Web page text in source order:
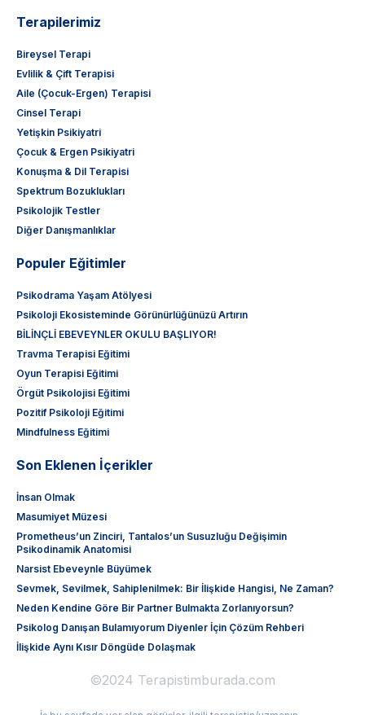
Terapilerimiz
Bireysel Terapi
Evlilik & Çift Terapisi
Aile (Çocuk-Ergen) Terapisi
Cinsel Terapi
Yetişkin Psikiyatri
Çocuk & Ergen Psikiyatri
Konuşma & Dil Terapisi
Spektrum Bozuklukları
Psikolojik Testler
Diğer Danışmanlıklar
Populer Eğitimler
Psikodrama Yaşam Atölyesi
Psikoloji Ekosisteminde Görünürlüğünüzü Artırın
BİLİNÇLİ EBEVEYNLER OKULU BAŞLIYOR!
Travma Terapisi Eğitimi
Oyun Terapisi Eğitimi
Örgüt Psikolojisi Eğitimi
Pozitif Psikoloji Eğitimi
Mindfulness Eğitimi
Son Eklenen İçerikler
İnsan Olmak
Masumiyet Müzesi
Prometheus’un Zinciri, Tantalos’un Susuzluğu Değişimin
Psikodinamik Anatomisi
Narsist Ebeveynle Büyümek
Sevmek, Sevilmek, Sahiplenilmek: Bir İlişkide Hangisi, Ne Zaman?
Neden Kendine Göre Bir Partner Bulmakta Zorlanıyorsun?
Psikolog Danışan Bulamıyorum Diyenler İçin Çözüm Rehberi
İlişkide Aynı Kısır Döngüde Dolaşmak
©2024 Terapistimburada.com